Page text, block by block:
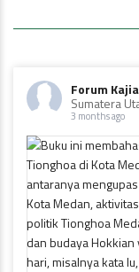
Forum
Sumatera
3 months ago